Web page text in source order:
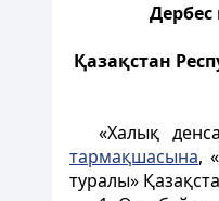
Қазақстан
«Халық
тармақшасына,
туралы»